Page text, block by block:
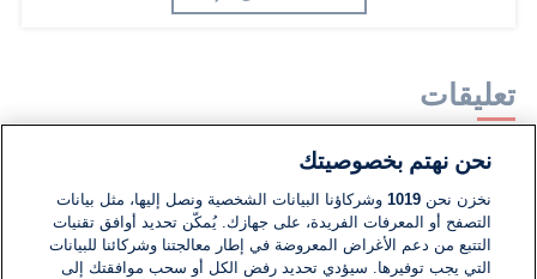
تعليقات
لا توجد تعليقات مكتوبة حتى الآن. كن الأول!
اكتب تعليقًا جديدًا ...
نحن نهتم بخصوصيتك
نخزن نحن1019 وشركاؤنا البيانات الشخصية ونصل إليها، مثل بيانات
التصفح أو المعرفات الفريدة، على جهازك. يُمكّن تحديد أوافق تقنيات
التتبع من دعم الأغراض المعروضة في إطار معالجتنا وشركائنا للبيانات
التي يجب توفيرها. سيؤدي تحديد رفض الكل أو سحب موافقتك إلى